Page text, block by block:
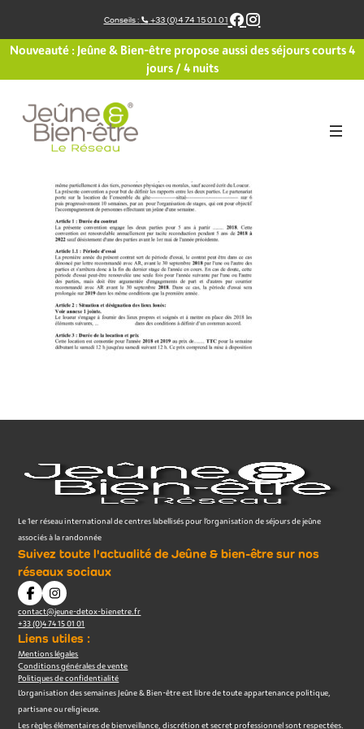
contenu
Conseils : +33 (0)4 74 15 01 01
Nouveauté : Jeûne & Bien-être propose aussi des séjours courts 4
jours / 4 nuits
Le 1er réseau international de centres labellisés pour l’organisation de séjours de jeûne
associés à la randonnée
Suivez toute l'actualité de Jeûne & bien-être sur nos
réseaux sociaux
contact@jeune-detox-bienetre.fr
+33 (0)4 74 15 01 01
Liens utiles :
Mentions légales
Conditions générales de vente
Politiques de confidentialité
L’organisation des semaines Jeûne & Bien-être est libre de toute appartenance politique,
partisane ou religieuse.
Les règles élémentaires de bienveillance, discrétion et secret professionnel sont respectées.